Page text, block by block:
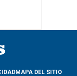
MAPA DEL SITIO